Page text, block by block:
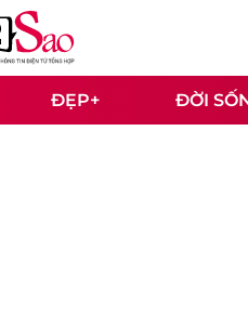
ĐẸP+ ĐỜI